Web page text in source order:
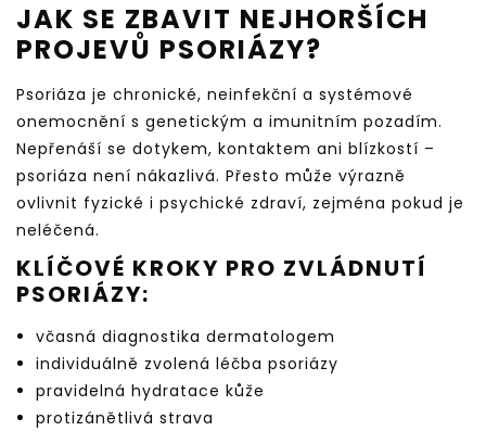
JAK SE ZBAVIT NEJHORŠÍCH
PROJEVŮ PSORIÁZY?
Psoriáza je chronické, neinfekční a systémové
onemocnění s genetickým a imunitním pozadím.
Nepřenáší se dotykem, kontaktem ani blízkostí –
psoriáza není nákazlivá. Přesto může výrazně
ovlivnit fyzické i psychické zdraví, zejména pokud je
neléčená.
KLÍČOVÉ KROKY PRO ZVLÁDNUTÍ
PSORIÁZY:
včasná diagnostika dermatologem
individuálně zvolená léčba psoriázy
pravidelná hydratace kůže
protizánětlivá strava